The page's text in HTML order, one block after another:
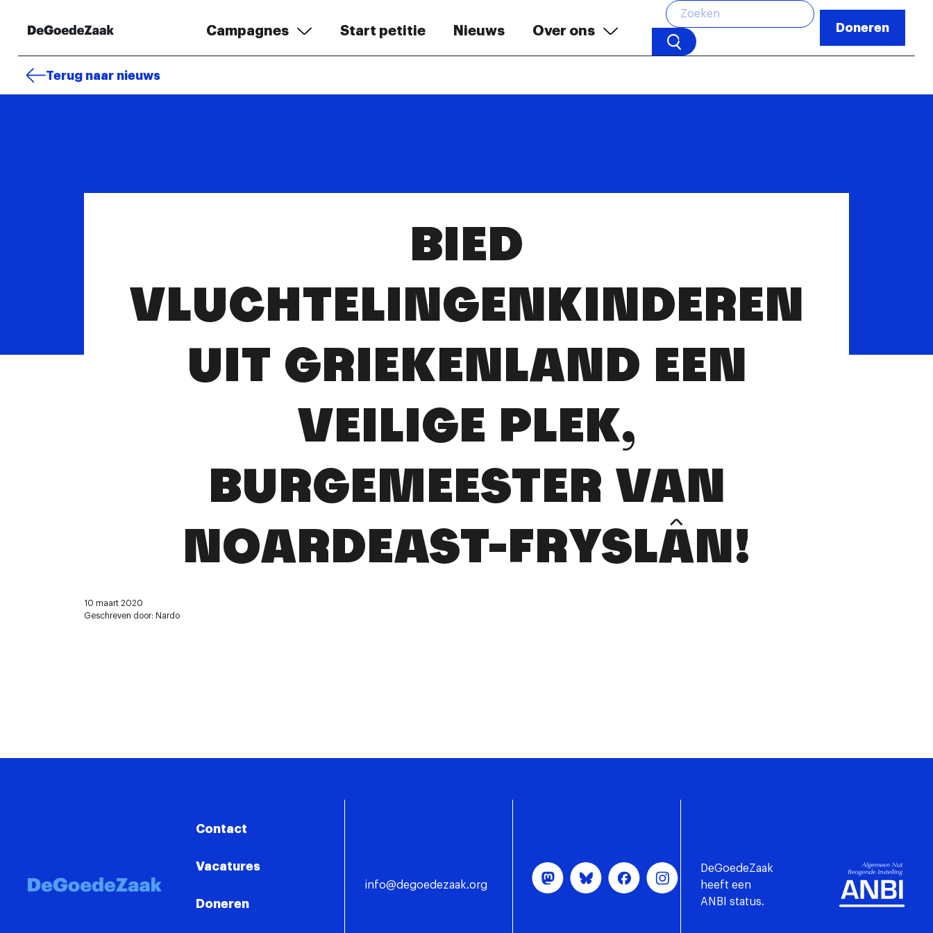
Campagnes Start petitie Nieuws Over ons Doneren
Terug naar nieuws
BIED
VLUCHTELINGENKINDEREN
UIT GRIEKENLAND EEN
VEILIGE PLEK,
BURGEMEESTER VAN
NOARDEAST-FRYSLÂN!
10 maart 2020
Geschreven door: Nardo
Contact
Vacatures
Doneren
info@degoedezaak.org
DeGoedeZaak
heeft een
ANBI status.